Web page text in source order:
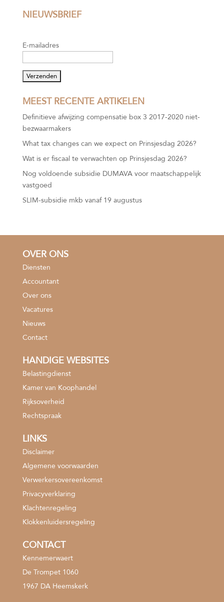
NIEUWSBRIEF
E-mailadres
MEEST RECENTE ARTIKELEN
Definitieve afwijzing compensatie box 3 2017-2020 niet-
bezwaarmakers
What tax changes can we expect on Prinsjesdag 2026?
Wat is er fiscaal te verwachten op Prinsjesdag 2026?
Nog voldoende subsidie DUMAVA voor maatschappelijk
vastgoed
SLIM-subsidie mkb vanaf 19 augustus
OVER ONS
Diensten
Accountant
Over ons
Vacatures
Nieuws
Contact
HANDIGE WEBSITES
Belastingdienst
Kamer van Koophandel
Rijksoverheid
Rechtspraak
LINKS
Disclaimer
Algemene voorwaarden
Verwerkersovereenkomst
Privacyverklaring
Klachtenregeling
Klokkenluidersregeling
CONTACT
Kennemerwaert
De Trompet 1060
1967 DA Heemskerk